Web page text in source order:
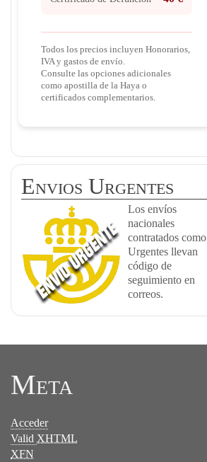
Todos los precios incluyen Honorarios,
IVA y gastos de envío.
Consulte las opciones adicionales
como apostilla de la Haya o
certificados complementarios.
Envios Urgentes
Los envíos
nacionales
contratados como
Urgentes llevan
código de
seguimiento en
correos.
Meta
Acceder
Valid XHTML
XFN